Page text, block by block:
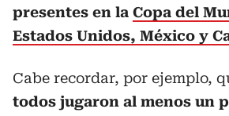
presentes en la Copa del
Estados Unidos, México y
Cabe recordar, por ejemplo,
todos jugaron al menos un